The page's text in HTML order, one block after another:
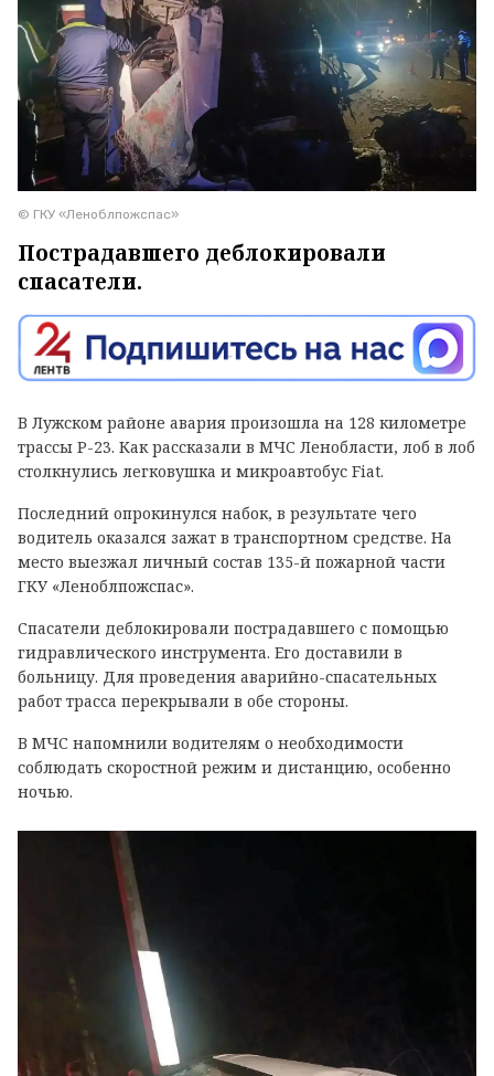
© ГКУ «Леноблпожспас»
Пострадавшего деблокировали
спасатели.
В Лужском районе авария произошла на 128 километре
трассы Р-23. Как рассказали в МЧС Ленобласти, лоб в лоб
столкнулись легковушка и микроавтобус Fiat.
Последний опрокинулся набок, в результате чего
водитель оказался зажат в транспортном средстве. На
место выезжал личный состав 135-й пожарной части
ГКУ «Леноблпожспас».
Спасатели деблокировали пострадавшего с помощью
гидравлического инструмента. Его доставили в
больницу. Для проведения аварийно-спасательных
работ трасса перекрывали в обе стороны.
В МЧС напомнили водителям о необходимости
соблюдать скоростной режим и дистанцию, особенно
ночью.